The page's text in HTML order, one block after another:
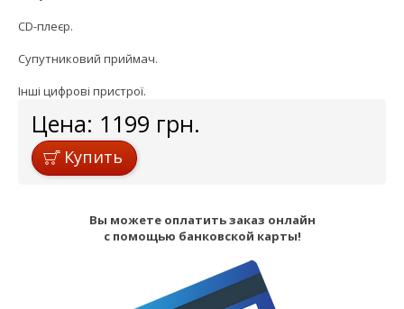
CD-плеєр.
Супутниковий приймач.
Інші цифрові пристрої.
Цена: 1199 грн.
Купить
Вы можете оплатить заказ онлайн
с помощью банковской карты!